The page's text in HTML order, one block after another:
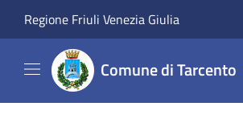
Regione Friuli Venezia Giulia
Comune di Tarcento